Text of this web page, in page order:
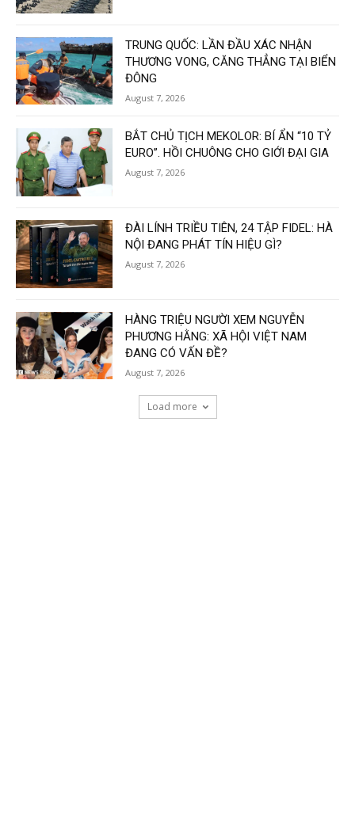
TRUNG QUỐC: LẦN ĐẦU XÁC NHẬN
THƯƠNG VONG, CĂNG THẲNG TẠI BIỂN
ĐÔNG
August 7, 2026
BẮT CHỦ TỊCH MEKOLOR: BÍ ẨN “10 TỶ
EURO”. HỒI CHUÔNG CHO GIỚI ĐẠI GIA
August 7, 2026
ĐÀI LÍNH TRIỀU TIÊN, 24 TẬP FIDEL: HÀ
NỘI ĐANG PHÁT TÍN HIỆU GÌ?
August 7, 2026
HÀNG TRIỆU NGƯỜI XEM NGUYỄN
PHƯƠNG HẰNG: XÃ HỘI VIỆT NAM
ĐANG CÓ VẤN ĐỀ?
August 7, 2026
Load more